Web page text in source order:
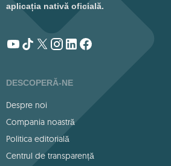
aplicația nativă oficială.
DESCOPERĂ-NE
Despre noi
Compania noastră
Politica editorială
Centrul de transparență